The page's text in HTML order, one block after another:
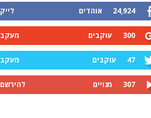
24,924 אוהדים לייק
300 עוקבים מעקב
47 עוקבים מעקב
307 מנויים להירשם